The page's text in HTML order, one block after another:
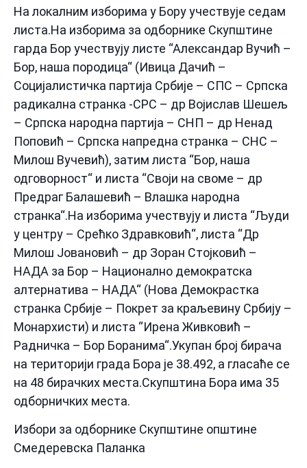
На локалним изборима у Бору учествује седам
листа.На изборима за одборнике Скупштине
гарда Бор учествују листе “Александар Вучић –
Бор, наша породица“ (Ивица Дачић –
Социјалистичка партија Србије – СПС – Српска
радикална странка -СРС – др Војислав Шешељ
– Српска народна партија – СНП – др Ненад
Поповић – Српска напредна странка – СНС –
Милош Вучевић), затим листа “Бор, наша
одговорност“ и листа “Своји на своме – др
Предраг Балашевић – Влашка народна
странка“.На изборима учествују и листа “Људи
у центру – Срећко Здравковић“, листа “Др
Милош Јовановић – др Зоран Стојковић –
НАДА за Бор – Национално демократска
алтернатива – НАДА“ (Нова Демокрастка
странка Србије – Покрет за краљевину Србију –
Монархисти) и листа “Ирена Живковић –
Радничка – Бор Боранима“.Укупан број бирача
на територији града Бора је 38.492, а гласаће се
на 48 бирачких места.Скупштина Бора има 35
одборничких места.
Избори за одборнике Скупштине општине
Смедеревска Паланка